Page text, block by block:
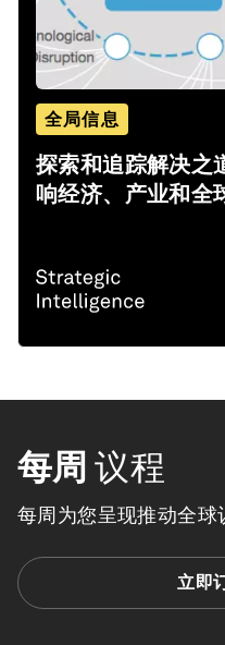
全局信息
探索和追踪解决之
响经济、产业和全
每周 议程
每周为您呈现推动全球
立即